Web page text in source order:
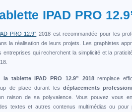
IPAD PRO
PRO 12.9” 2018 est recommandée pour les
la réalisation de leurs projets. Les graphistes
entreprises qui recherchent la simplicité et la
la tablette IPAD PRO 12.9” 2018remplace
de place durant lesdéplacements
raison de sa polyvalence. Vous pouvez vous
textes et autres contenus multimédias ou pour